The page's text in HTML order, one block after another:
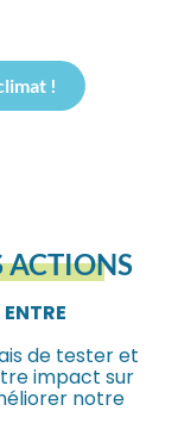
!
ACTIONS
de tester et
impact sur
notre